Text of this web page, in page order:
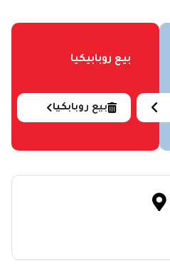
بيع روبابيكيا
بيع روبابكيا